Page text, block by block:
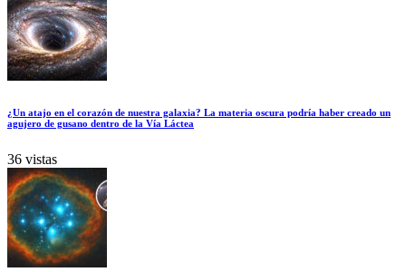
¿Un atajo en el corazón de nuestra galaxia? La materia oscura podría haber creado un
agujero de gusano dentro de la Vía Láctea
36 vistas